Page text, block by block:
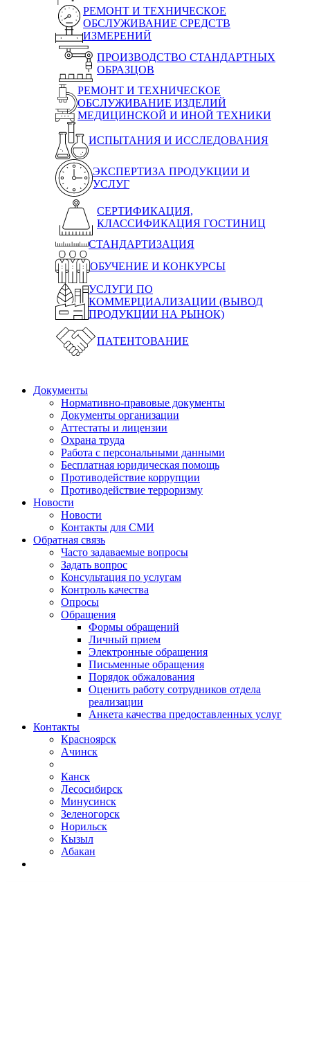
РЕМОНТ И ТЕХНИЧЕСКОЕ
ОБСЛУЖИВАНИЕ СРЕДСТВ
ИЗМЕРЕНИЙ
ПРОИЗВОДСТВО СТАНДАРТНЫХ
ОБРАЗЦОВ
РЕМОНТ И ТЕХНИЧЕСКОЕ
ОБСЛУЖИВАНИЕ ИЗДЕЛИЙ
МЕДИЦИНСКОЙ И ИНОЙ ТЕХНИКИ
ИСПЫТАНИЯ И ИССЛЕДОВАНИЯ
ЭКСПЕРТИЗА ПРОДУКЦИИ И
УСЛУГ
СЕРТИФИКАЦИЯ,
КЛАССИФИКАЦИЯ ГОСТИНИЦ
СТАНДАРТИЗАЦИЯ
ОБУЧЕНИЕ И КОНКУРСЫ
УСЛУГИ ПО
КОММЕРЦИАЛИЗАЦИИ (ВЫВОД
ПРОДУКЦИИ НА РЫНОК)
ПАТЕНТОВАНИЕ
Документы
Нормативно-правовые документы
Документы организации
Аттестаты и лицензии
Охрана труда
Работа с персональными данными
Бесплатная юридическая помощь
Противодействие коррупции
Противодействие терроризму
Новости
Новости
Контакты для СМИ
Обратная связь
Часто задаваемые вопросы
Задать вопрос
Консультация по услугам
Контроль качества
Опросы
Обращения
Формы обращений
Личный прием
Электронные обращения
Письменные обращения
Порядок обжалования
Оценить работу сотрудников отдела
реализации
Анкета качества предоставленных услуг
Контакты
Красноярск
Ачинск
Канск
Лесосибирск
Минусинск
Зеленогорск
Норильск
Кызыл
Абакан